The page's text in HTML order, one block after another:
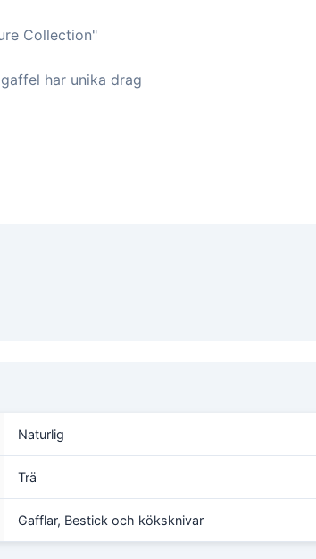
Collection"
har unika drag
Naturlig
Trä
Gafflar, Bestick och köksknivar